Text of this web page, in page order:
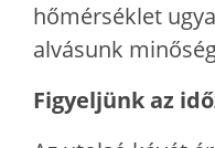
hőmérséklet
alvásunk
Figyeljünk az